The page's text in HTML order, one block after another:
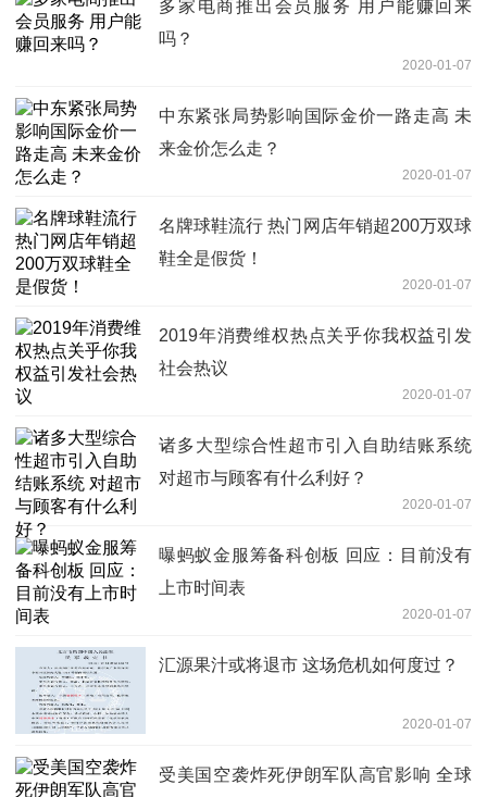
多家电商推出会员服务 用户能赚回来
吗？
2020-01-07
中东紧张局势影响国际金价一路走高 未
来金价怎么走？
2020-01-07
名牌球鞋流行 热门网店年销超200万双球
鞋全是假货！
2020-01-07
2019年消费维权热点关乎你我权益引发
社会热议
2020-01-07
诸多大型综合性超市引入自助结账系统
对超市与顾客有什么利好？
2020-01-07
曝蚂蚁金服筹备科创板 回应：目前没有
上市时间表
2020-01-07
汇源果汁或将退市 这场危机如何度过？
2020-01-07
受美国空袭炸死伊朗军队高官影响 全球